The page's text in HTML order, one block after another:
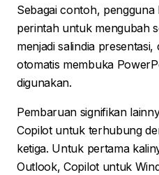
Sebagai contoh, pengguna
perintah untuk mengubah
menjadi salindia
otomatis membuka
digunakan.
Pembaruan signifikan
Copilot untuk terhubung
ketiga. Untuk pertama
Outlook, Copilot untuk